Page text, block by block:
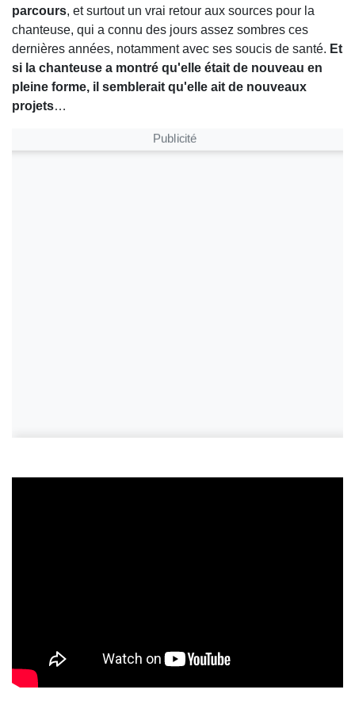
parcours, et surtout un vrai retour aux sources pour la
chanteuse, qui a connu des jours assez sombres ces
dernières années, notamment avec ses soucis de santé. Et
si la chanteuse a montré qu'elle était de nouveau en
pleine forme, il semblerait qu'elle ait de nouveaux
projets…
Publicité